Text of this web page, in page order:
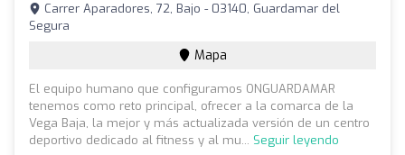
Carrer Aparadores, 72, Bajo - 03140, Guardamar del
Segura
Mapa
El equipo humano que configuramos ONGUARDAMAR
tenemos como reto principal, ofrecer a la comarca de la
Vega Baja, la mejor y más actualizada versión de un centro
deportivo dedicado al fitness y al mu... Seguir leyendo